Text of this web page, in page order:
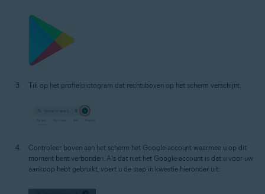
Tik op het profielpictogram dat rechtsboven op het scherm verschijnt.
Controleer boven aan het scherm het Google-account waarmee u op dit
moment bent verbonden. Als dat niet het Google-account is dat u voor uw
aankoop hebt gebruikt, voert u de stap in kwestie hieronder uit: